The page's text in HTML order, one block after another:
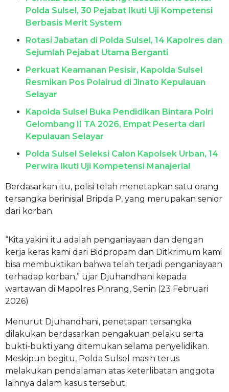
Polda Sulsel, 30 Pejabat Ikuti Uji Kompetensi
Berbasis Merit System
Rotasi Jabatan di Polda Sulsel, 14 Kapolres dan
Sejumlah Pejabat Utama Berganti
Perkuat Keamanan Pesisir, Kapolda Sulsel
Resmikan Pos Polairud di Jinato Kepulauan
Selayar
Kapolda Sulsel Buka Pendidikan Bintara Polri
Gelombang II TA 2026, Empat Peserta dari
Kepulauan Selayar
Polda Sulsel Seleksi Calon Kapolsek Urban, 14
Perwira Ikuti Uji Kompetensi Manajerial
Berdasarkan itu, polisi telah menetapkan satu orang
tersangka berinisial Bripda P, yang merupakan senior
dari korban.
“Kita yakini itu adalah penganiayaan dan dengan
kerja keras kami dari Bidpropam dan Ditkrimum kami
bisa membuktikan bahwa telah terjadi penganiayaan
terhadap korban,” ujar Djuhandhani kepada
wartawan di Mapolres Pinrang, Senin (23 Februari
2026)
Menurut Djuhandhani, penetapan tersangka
dilakukan berdasarkan pengakuan pelaku serta
bukti-bukti yang ditemukan selama penyelidikan.
Meskipun begitu, Polda Sulsel masih terus
melakukan pendalaman atas keterlibatan anggota
lainnya dalam kasus tersebut.